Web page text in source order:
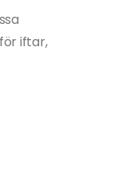
iftar,